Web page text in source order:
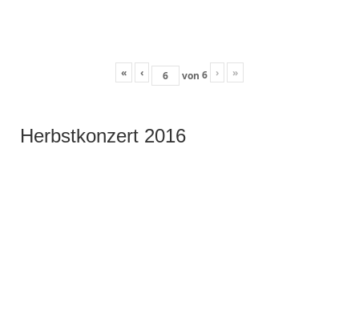
« ‹ von 6 › »
Herbstkonzert 2016